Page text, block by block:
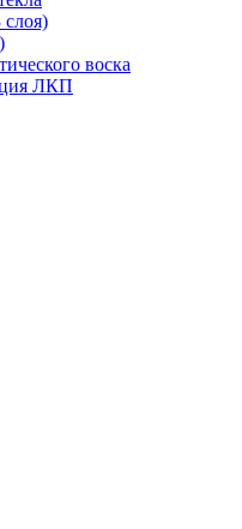
воска
ЛКП